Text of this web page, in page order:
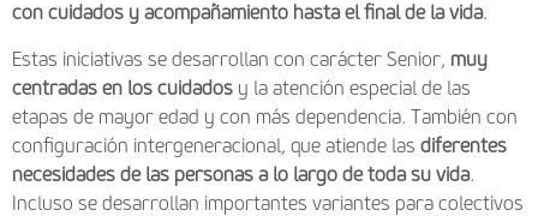
con cuidados y acompañamiento hasta el final de la vida.
Estas iniciativas se desarrollan con carácter Senior, muy
centradas en los cuidados y la atención especial de las
etapas de mayor edad y con más dependencia. También con
configuración intergeneracional, que atiende las diferentes
necesidades de las personas a lo largo de toda su vida.
Incluso se desarrollan importantes variantes para colectivos